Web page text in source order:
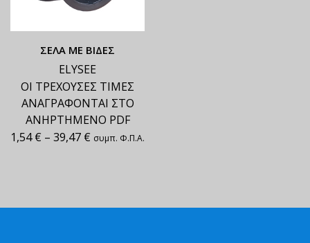
ΣΕΛΑ ΜΕ ΒΙΔΕΣ
ELYSEE
ΟΙ ΤΡΕΧΟΥΣΕΣ ΤΙΜΕΣ
ΑΝΑΓΡΑΦΟΝΤΑΙ ΣΤΟ
ΑΝΗΡΤΗΜΕΝΟ PDF
1,54€ – 39,47 € συμπ. Φ.Π.Α.